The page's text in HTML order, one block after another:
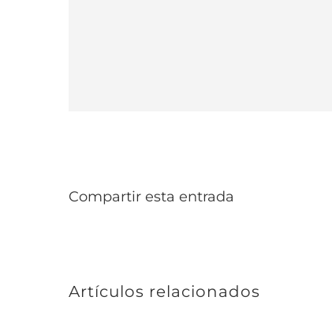
Compartir esta entrada
Artículos relacionados